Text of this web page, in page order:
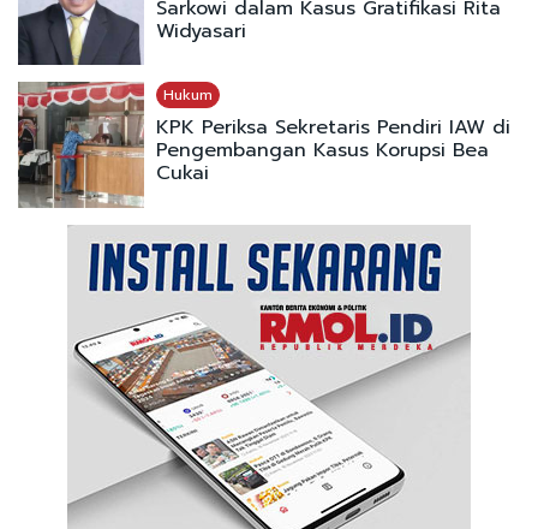
Sarkowi dalam Kasus Gratifikasi Rita
Widyasari
Hukum
KPK Periksa Sekretaris Pendiri IAW di
Pengembangan Kasus Korupsi Bea
Cukai